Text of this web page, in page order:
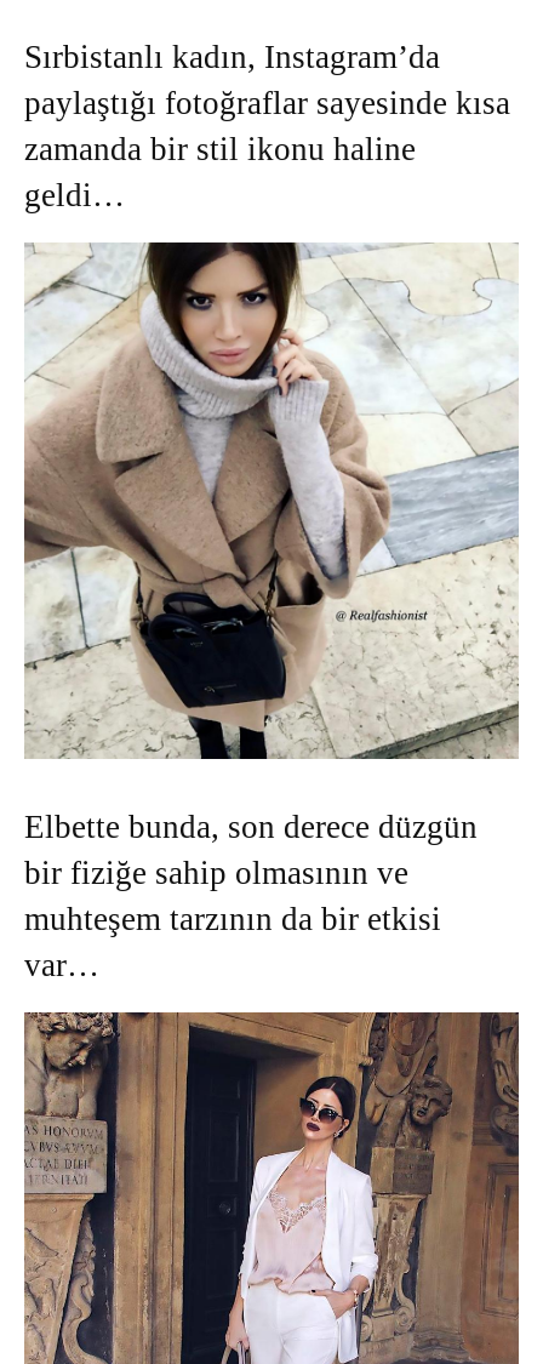
Sırbistanlı kadın, Instagram’da
paylaştığı fotoğraflar sayesinde kısa
zamanda bir stil ikonu haline
geldi…
Elbette bunda, son derece düzgün
bir fiziğe sahip olmasının ve
muhteşem tarzının da bir etkisi
var…